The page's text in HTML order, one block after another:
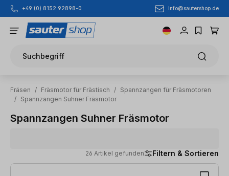
Zum Hauptinhalt springen
+49 (0) 8152 92898-0 info@sautershop.de
Suchbegriff
Fräsen / Fräsmotor für Frästisch / Spannzangen für Fräsmotoren
/ Spannzangen Suhner Fräsmotor
Spannzangen Suhner Fräsmotor
26 Artikel gefunden Filtern & Sortieren
26 Artikel gefunden